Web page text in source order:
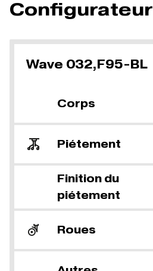
Configurateur
Wave 032,F95-BL
Corps
Piétement
Finition du
piétement
Roues